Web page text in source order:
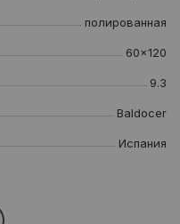
полированная
60x120
9.3
Baldocer
Испания